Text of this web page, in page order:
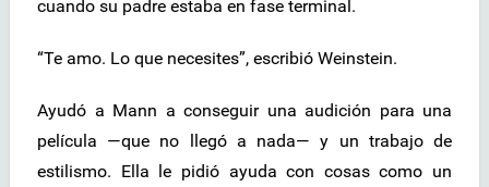
cuando su padre estaba en fase terminal.
“Te amo. Lo que necesites”, escribió Weinstein.
Ayudó a Mann a conseguir una audición para una
película —que no llegó a nada— y un trabajo de
estilismo. Ella le pidió ayuda con cosas como un